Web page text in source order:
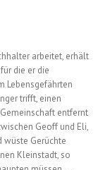
arbeitet, erhält
die er die
Lebensgefährten
trifft, einen
entfernt
Geoff und Eli,
wüste Gerüchte
Kleinstadt, so